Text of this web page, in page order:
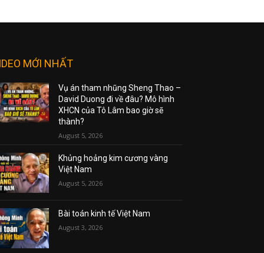
MỚI NHẤT
Vụ án tham nhũng Sheng Thao –
David Duong đi về đâu? Mô hình
XHCN của Tô Lâm bao giờ sẽ
thành?
August 5, 2026
Khủng hoảng kim cương vàng
Việt Nam
August 5, 2026
Bài toán kinh tế Việt Nam
August 3, 2026